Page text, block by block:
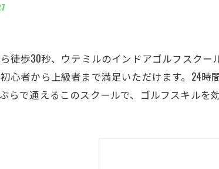
徒歩30秒、ウテミルのインドアゴルフスク
心者から上級者まで満足いただけます。24
らで通えるこのスクールで、ゴルフスキルを